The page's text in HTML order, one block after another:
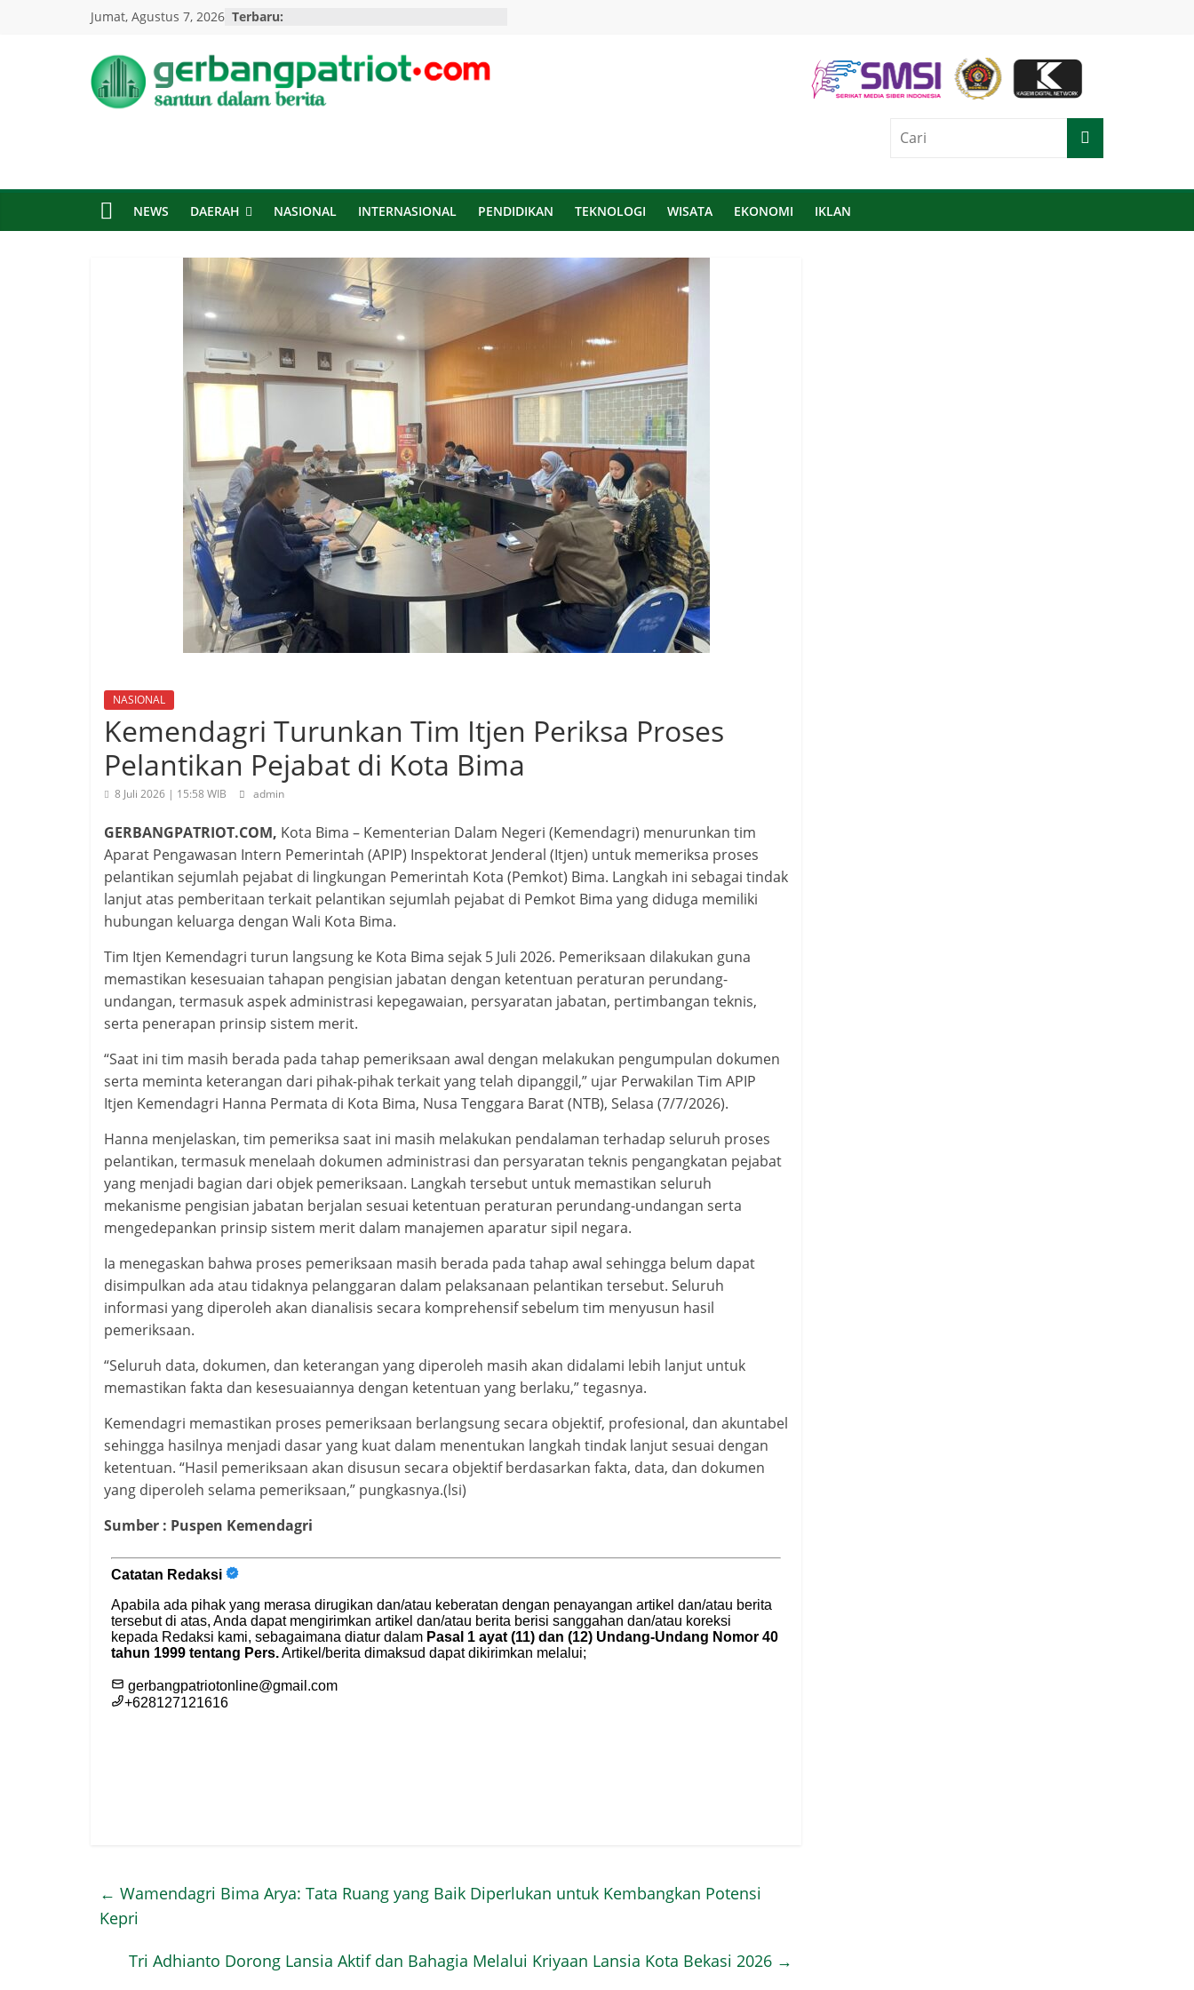
Jumat, Agustus 7, 2026 Terbaru:
Gerbang
Santun
Dalam
Berita
NEWS DAERAH NASIONAL INTERNASIONAL PENDIDIKAN TEKNOLOGI WISATA EKONOMI IKLAN
NASIONAL
Kemendagri Turunkan Tim Itjen Periksa Proses
Pelantikan Pejabat di Kota Bima
8 Juli 2026 | 15:58 WIB admin
GERBANGPATRIOT.COM, Kota Bima – Kementerian Dalam Negeri (Kemendagri) menurunkan tim
Aparat Pengawasan Intern Pemerintah (APIP) Inspektorat Jenderal (Itjen) untuk memeriksa proses
pelantikan sejumlah pejabat di lingkungan Pemerintah Kota (Pemkot) Bima. Langkah ini sebagai tindak
lanjut atas pemberitaan terkait pelantikan sejumlah pejabat di Pemkot Bima yang diduga memiliki
hubungan keluarga dengan Wali Kota Bima.
Tim Itjen Kemendagri turun langsung ke Kota Bima sejak 5 Juli 2026. Pemeriksaan dilakukan guna
memastikan kesesuaian tahapan pengisian jabatan dengan ketentuan peraturan perundang-
undangan, termasuk aspek administrasi kepegawaian, persyaratan jabatan, pertimbangan teknis,
serta penerapan prinsip sistem merit.
“Saat ini tim masih berada pada tahap pemeriksaan awal dengan melakukan pengumpulan dokumen
serta meminta keterangan dari pihak-pihak terkait yang telah dipanggil,” ujar Perwakilan Tim APIP
Itjen Kemendagri Hanna Permata di Kota Bima, Nusa Tenggara Barat (NTB), Selasa (7/7/2026).
Hanna menjelaskan, tim pemeriksa saat ini masih melakukan pendalaman terhadap seluruh proses
pelantikan, termasuk menelaah dokumen administrasi dan persyaratan teknis pengangkatan pejabat
yang menjadi bagian dari objek pemeriksaan. Langkah tersebut untuk memastikan seluruh
mekanisme pengisian jabatan berjalan sesuai ketentuan peraturan perundang-undangan serta
mengedepankan prinsip sistem merit dalam manajemen aparatur sipil negara.
Ia menegaskan bahwa proses pemeriksaan masih berada pada tahap awal sehingga belum dapat
disimpulkan ada atau tidaknya pelanggaran dalam pelaksanaan pelantikan tersebut. Seluruh
informasi yang diperoleh akan dianalisis secara komprehensif sebelum tim menyusun hasil
pemeriksaan.
“Seluruh data, dokumen, dan keterangan yang diperoleh masih akan didalami lebih lanjut untuk
memastikan fakta dan kesesuaiannya dengan ketentuan yang berlaku,” tegasnya.
Kemendagri memastikan proses pemeriksaan berlangsung secara objektif, profesional, dan akuntabel
sehingga hasilnya menjadi dasar yang kuat dalam menentukan langkah tindak lanjut sesuai dengan
ketentuan. “Hasil pemeriksaan akan disusun secara objektif berdasarkan fakta, data, dan dokumen
yang diperoleh selama pemeriksaan,” pungkasnya.(lsi)
Sumber : Puspen Kemendagri
← Wamendagri Bima Arya: Tata Ruang yang Baik Diperlukan untuk Kembangkan Potensi
Kepri
Tri Adhianto Dorong Lansia Aktif dan Bahagia Melalui Kriyaan Lansia Kota Bekasi 2026 →